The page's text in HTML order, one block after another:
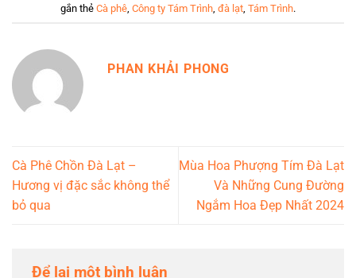
gắn thẻ Cà phê Công ty Tám Trình đà lạt Tám Trình.
PHAN KHẢI PHONG
Cà Phê Chồn Đà Lạt –
Hương vị đặc sắc không thể
bỏ qua
Mùa Hoa Phượng Tím Đà Lạt
Và Những Cung Đường
Ngắm Hoa Đẹp Nhất 2024
Để lại một bình luận